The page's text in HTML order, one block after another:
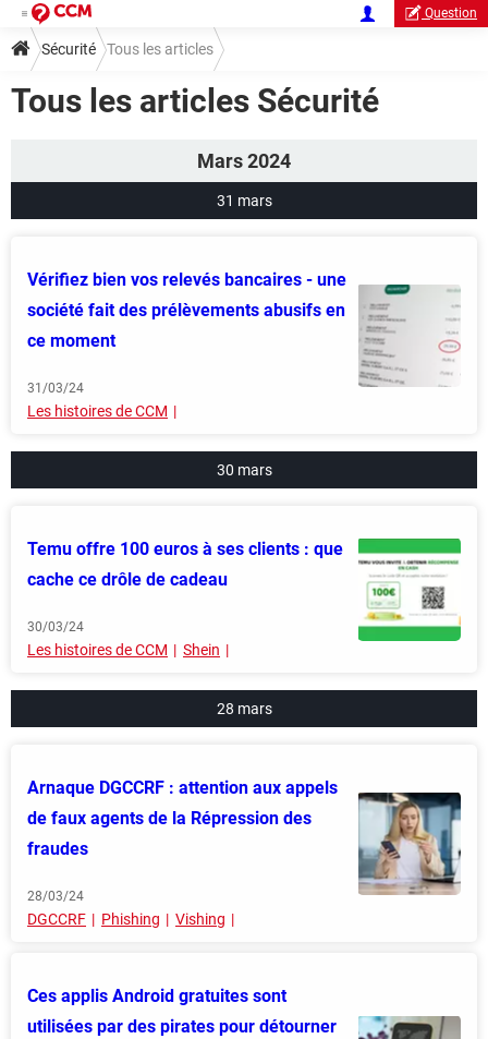
Question
Sécurité Tous les articles
Tous les articles Sécurité
Mars 2024
31 mars
Vérifiez bien vos relevés bancaires - une
société fait des prélèvements abusifs en
ce moment
31/03/24
Les histoires de CCM
30 mars
Temu offre 100 euros à ses clients : que
cache ce drôle de cadeau
30/03/24
Les histoires de CCM Shein
28 mars
Arnaque DGCCRF : attention aux appels
de faux agents de la Répression des
fraudes
28/03/24
DGCCRF Phishing Vishing
Ces applis Android gratuites sont
utilisées par des pirates pour détourner